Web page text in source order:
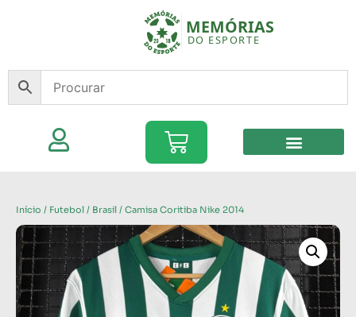
Início / Futebol / Brasil / Camisa Coritiba Nike 2014